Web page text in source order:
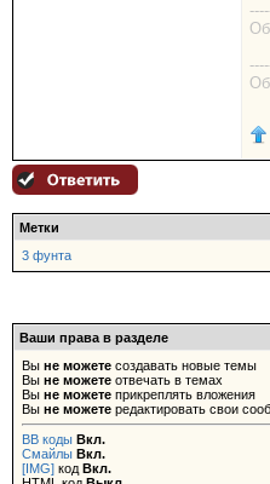
Метки
3 фунта
Ваши права в разделе
Вы не можете создавать новые темы
Вы не можете отвечать в темах
Вы не можете прикреплять вложения
Вы не можете редактировать свои
BB коды Вкл.
Смайлы Вкл.
[IMG] код Вкл.